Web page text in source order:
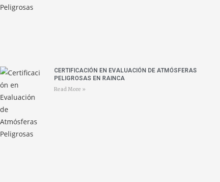
CERTIFICACIÓN EN EVALUACIÓN DE ATMÓSFERAS
PELIGROSAS EN RAINCA
Read More »